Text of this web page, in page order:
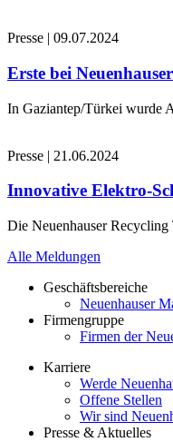
Presse | 09.07.2024
Erste bei
In Gaziantep/Türkei wurde
Presse | 21.06.2024
Innovative Elektro-
Die Neuenhauser
Alle Meldungen
Geschäftsbereiche
Neuenhauser
Firmengruppe
Firmen der
Karriere
Werde
Offene Stellen
Wir sind
Presse & Aktuelles